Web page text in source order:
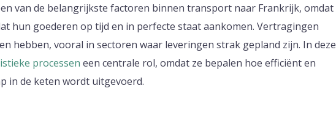
van de belangrijkste factoren binnen transport naar Frankrijk, omdat
hun goederen op tijd en in perfecte staat aankomen. Vertragingen
hebben, vooral in sectoren waar leveringen strak gepland zijn. In deze
processen een centrale rol, omdat ze bepalen hoe efficiënt en
in de keten wordt uitgevoerd.